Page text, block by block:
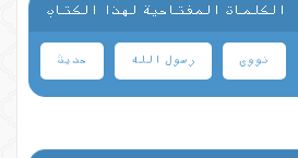
الكلمات المفتاحية لهذا الكتاب
حدیث رسول الله نووی